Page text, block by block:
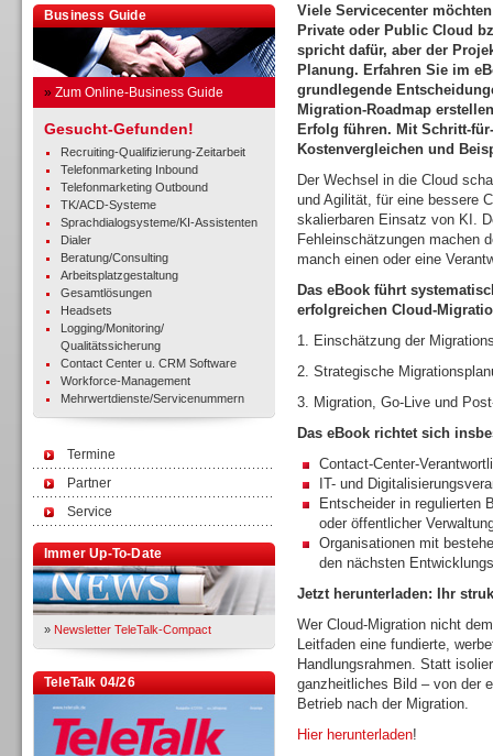
Business Guide
» Zum Online-Business Guide
Gesucht-Gefunden!
Recruiting-Qualifizierung-Zeitarbeit
Telefonmarketing Inbound
Telefonmarketing Outbound
TK/ACD-Systeme
Sprachdialogsysteme/KI-Assistenten
Dialer
Beratung/Consulting
Arbeitsplatzgestaltung
Gesamtlösungen
Headsets
Logging/Monitoring/
Qualitätssicherung
Contact Center u. CRM Software
Workforce-Management
Mehrwertdienste/Servicenummern
Termine
Partner
Service
Immer Up-To-Date
» Newsletter TeleTalk-Compact
TeleTalk 04/26
Viele Servicecenter
Private oder Public Cloud
spricht dafür, aber der
Planung. Erfahren Sie im
grundlegende
Migration-Roadmap
Erfolg führen. Mit Schritt-
Kostenvergleichen und
Der Wechsel in die Cloud
und Agilität, für eine bessere
skalierbaren Einsatz von KI.
Fehleinschätzungen machen
manch einen oder eine
Das eBook führt
erfolgreichen Cloud-
1. Einschätzung der
2. Strategische
3. Migration, Go-Live und
Das eBook richtet sich
Contact-Center-
IT- und
Entscheider in regulierten
oder öffentlicher
Organisationen mit
den nächsten
Jetzt herunterladen: Ihr
Wer Cloud-Migration nicht
Leitfaden eine fundierte,
Handlungsrahmen. Statt
ganzheitliches Bild – von der
Betrieb nach der Migration.
Hier herunterladen!